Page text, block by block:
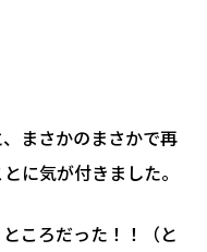
まさかのまさかで再
に気が付きました。
ころだった！！（と